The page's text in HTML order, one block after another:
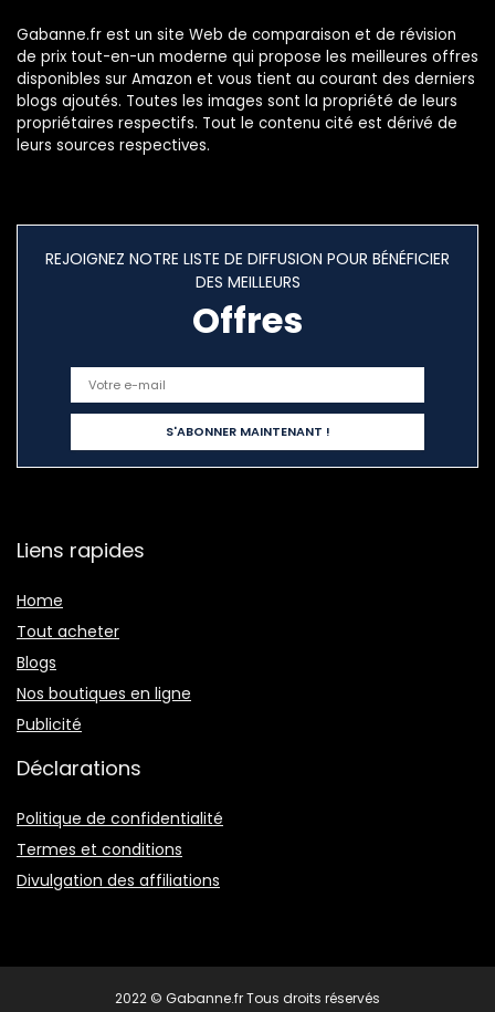
Gabanne.fr est un site Web de comparaison et de révision
de prix tout-en-un moderne qui propose les meilleures offres
disponibles sur Amazon et vous tient au courant des derniers
blogs ajoutés. Toutes les images sont la propriété de leurs
propriétaires respectifs. Tout le contenu cité est dérivé de
leurs sources respectives.
REJOIGNEZ NOTRE LISTE DE DIFFUSION POUR BÉNÉFICIER
DES MEILLEURS
Offres
Liens rapides
Home
Tout acheter
Blogs
Nos boutiques en ligne
Publicité
Déclarations
Politique de confidentialité
Termes et conditions
Divulgation des affiliations
2022 © Gabanne.fr Tous droits réservés